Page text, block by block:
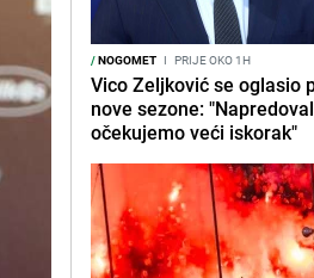
/NOGOMET I PRIJE OKO 1H
Vico Zeljković se oglasio
nove sezone:
očekujemo veći iskorak"